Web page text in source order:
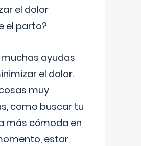
el dolor
el parto?
muchas ayudas
el dolor.
muy
como buscar tu
más cómoda en
estar